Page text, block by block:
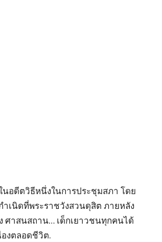
อดีตวิธีหนึ่งในการประชุมสภา โดย
เนิดที่พระราชวังสวนดุสิต ภายหลัง
ศาสนสถาน… เด็กเยาวชนทุกคนได้
งตลอดชีวิต.